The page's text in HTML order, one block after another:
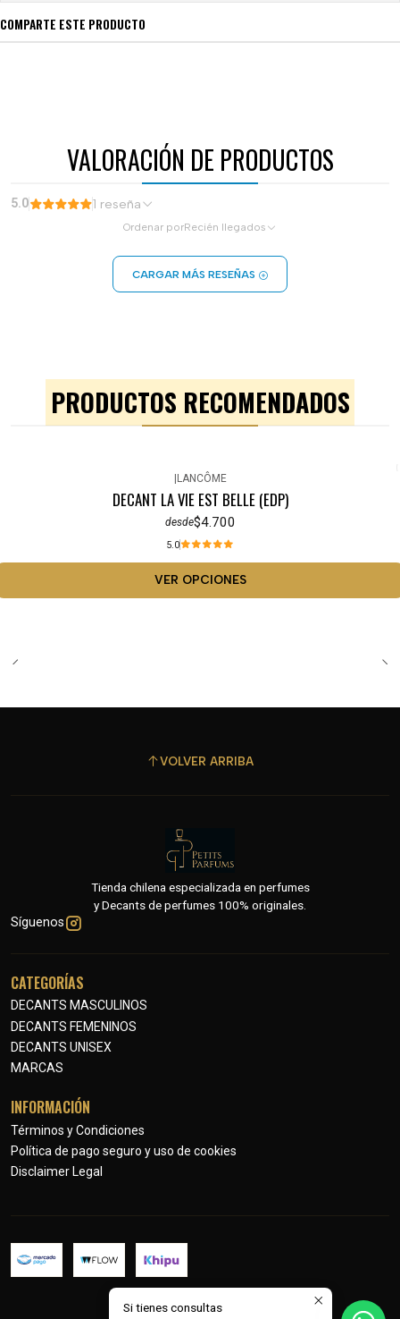
COMPARTE ESTE PRODUCTO
VALORACIÓN DE PRODUCTOS
5.0 1 reseña
Ordenar porRecién llegados
CARGAR MÁS RESEÑAS
PRODUCTOS RECOMENDADOS
LANCÔME
DECANT LA VIE EST BELLE (EDP)
desde$4.700
5.0
VER OPCIONES
VOLVER ARRIBA
Tienda chilena especializada en perfumes
y Decants de perfumes 100% originales.
Síguenos
CATEGORÍAS
DECANTS MASCULINOS
DECANTS FEMENINOS
DECANTS UNISEX
MARCAS
INFORMACIÓN
Términos y Condiciones
Política de pago seguro y uso de cookies
Disclaimer Legal
2026 Petits Parfums.
Si tienes consultas